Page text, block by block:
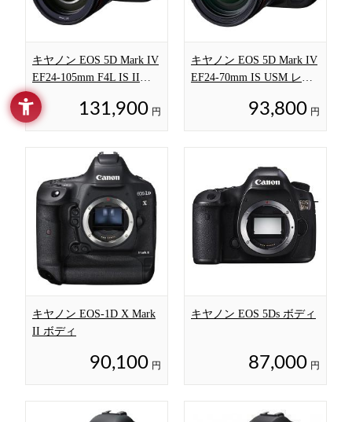
キヤノン EOS 5D Mark IV
EF24-105mm F4L IS II
USM レンズキット
131,900 円
キヤノン EOS 5D Mark IV
EF24-70mm IS USM レン
93,800 円
キヤノン EOS-1D X Mark
II ボディ
90,100 円
キヤノン EOS 5Ds ボディ
87,000 円